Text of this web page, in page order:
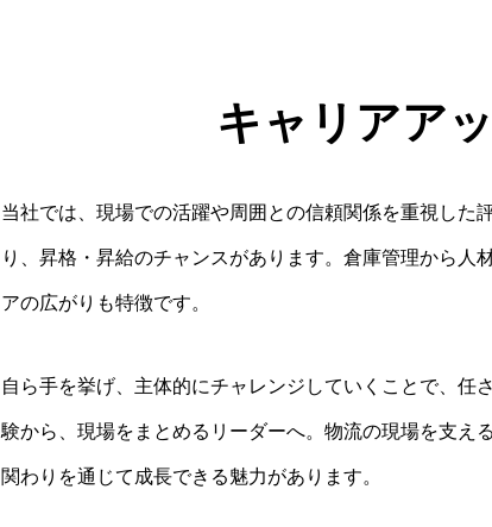
キャリアア
当社では、現場での活躍や周囲との信頼関係を重視した
り、昇格・昇給のチャンスがあります。倉庫管理から人
アの広がりも特徴です。
自ら手を挙げ、主体的にチャレンジしていくことで、任
験から、現場をまとめるリーダーへ。物流の現場を支え
関わりを通じて成長できる魅力があります。